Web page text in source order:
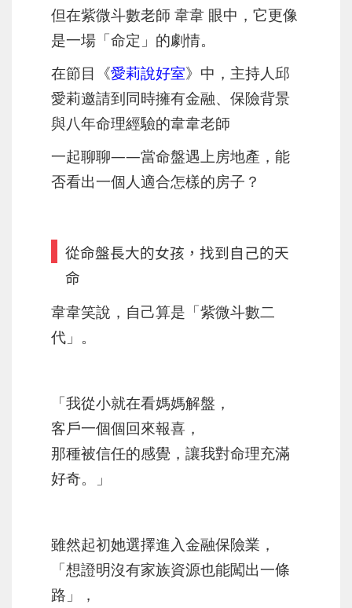
但在紫微斗數老師 韋韋 眼中，它更像
是一場「命定」的劇情。
在節目《愛莉說好室》中，主持人邱
愛莉邀請到同時擁有金融、保險背景
與八年命理經驗的韋韋老師
一起聊聊——當命盤遇上房地產，能
否看出一個人適合怎樣的房子？
從命盤長大的女孩，找到自己的天
命
韋韋笑說，自己算是「紫微斗數二
代」。
「我從小就在看媽媽解盤，
客戶一個個回來報喜，
那種被信任的感覺，讓我對命理充滿
好奇。」
雖然起初她選擇進入金融保險業，
「想證明沒有家族資源也能闖出一條
路」，